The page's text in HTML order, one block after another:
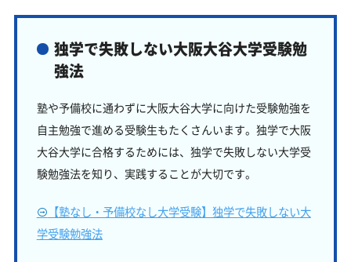
独学で失敗しない大阪大谷大学受験勉
強法
塾や予備校に通わずに大阪大谷大学に向けた受験勉強を
自主勉強で進める受験生もたくさんいます。独学で大阪
大谷大学に合格するためには、独学で失敗しない大学受
験勉強法を知り、実践することが大切です。
【塾なし・予備校なし大学受験】独学で失敗しない大
学受験勉強法